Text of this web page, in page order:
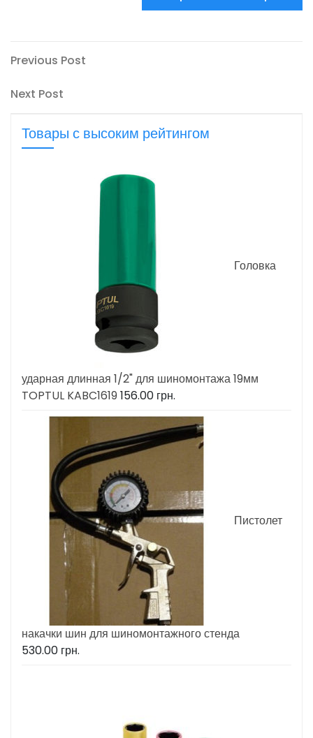
Навигация
по
Previous
Previous Post
Next
Next Post
Товары с высоким рейтингом
Головка
ударная длинная 1/2" для шиномонтажа 19мм
TOPTUL KABC1619 156.00 грн.
Пистолет
накачки шин для шиномонтажного стенда
530.00 грн.